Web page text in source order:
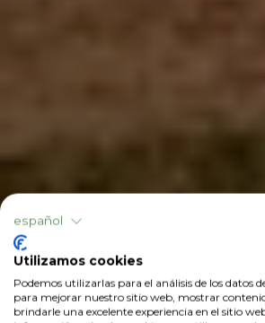
español
Utilizamos cookies
Podemos utilizarlas para el análisis de los datos
para mejorar nuestro sitio web, mostrar
brindarle una excelente experiencia en el sitio